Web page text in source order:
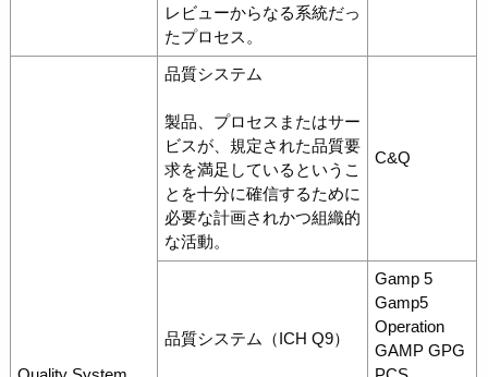
レビューからなる系統だっ
たプロセス。
品質システム
製品、プロセスまたはサー
ビスが、規定された品質要
求を満足しているというこ
とを十分に確信するために
必要な計画されかつ組織的
な活動。
C&Q
品質システム（ICH Q9）
Gamp 5
Gamp5
Operation
GAMP GPG